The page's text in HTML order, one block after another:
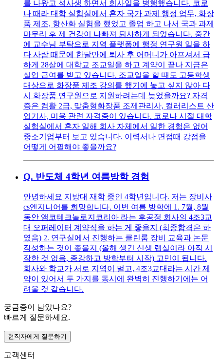
를 나왔고 석사생 하면서 회사일을 병행했습니다. 코로
나 때라 대학 실험실에서 혼자 국가 과제 행정 업무, 화장
품 제조, 항산화 실험을 했었고 졸업 하고 나서 국과 과제
마무리 후 제 건강이 나빠져 퇴사하게 되었습니다. 중간
에 교수님 부탁으로 지역 플랫폼에 행정 연구원 일을 하
다 사람 때문에 한달만에 퇴사 후 어머니가 아프셔서 급
하게 28살에 대학교 조교일을 하고 계약이 끝나 지금은
실업 급여를 받고 있습니다. 조교일을 할 때도 고등학생
대상으로 화장품 제조 강의를 했기에 놓고 싶지 않아 다
시 화장품 연구원으로 지원하려는데 늦었을까요? 자격
증은 컴활 2급, 맞춤형화장품 조제관리사, 컬러리스트 산
업기사, 미용 관련 자격증이 있습니다. 코로나 시절 대학
실험실에서 혼자 일해 회사 자체에서 일한 경험은 없어
중소기업부터 보고 있습니다. 이력서나 면접때 강점을
어떻게 어필해야 좋을까요?
Q. 반도체 4학년 여름방학 경험
안녕하세요 지방대 재학 중인 4학년입니다. 저는 장비사
cs엔지니어를 희망합니다. 이번 여름 방학에 1. 7월, 8월
동안 앰코테크놀로지코리아 라는 후공정 회사의 4조3교
대 오퍼레이터 계약직을 하는 게 좋을지 (최종합격은 하
였음) 2. 연구실에서 진행하는 클린룸 장비 교육과 논문
작성하는 것이 좋을지 (올해 생긴 신생 랩실이라 아직 시
작한 것 없음, 종강하고 방학부터 시작) 고민이 됩니다.
회사와 학교가 서로 지역이 멀고, 4조3교대라는 시간 제
약이 있어서 두 가지를 동시에 완벽히 진행하기에는 어
려울 것 같습니다.
궁금증이 남았나요?
빠르게 질문하세요.
현직자에게 질문하기
고객센터